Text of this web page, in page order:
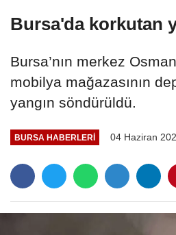
Bursa'da korkutan
Bursa’nın merkez
mobilya mağazasının
yangın söndürüldü.
BURSA HABERLERI 04 Haziran